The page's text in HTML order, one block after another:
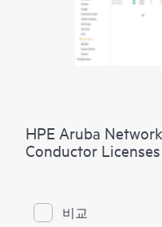
HPE Aruba
Conductor Licenses
비교